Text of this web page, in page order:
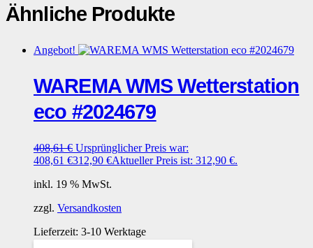
Ähnliche Produkte
Angebot!
WAREMA WMS Wetterstation
eco #2024679
408,61€ Ursprünglicher Preis war:
408,61 €312,90 €Aktueller Preis ist: 312,90 €.
inkl. 19 % MwSt.
zzgl. Versandkosten
Lieferzeit: 3-10 Werktage